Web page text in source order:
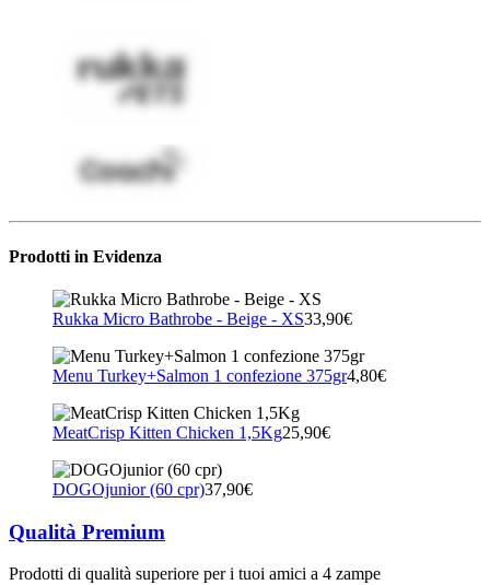
Prodotti in Evidenza
Rukka Micro Bathrobe - Beige - XS33,90€
Menu Turkey+Salmon 1 confezione 375gr4,80€
MeatCrisp Kitten Chicken 1,5Kg25,90€
DOGOjunior (60 cpr)37,90€
Qualità Premium
Prodotti di qualità superiore per i tuoi amici a 4 zampe